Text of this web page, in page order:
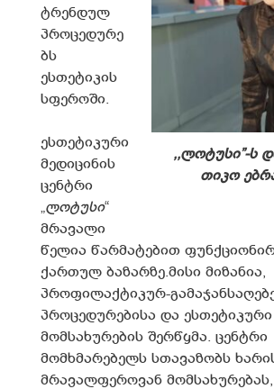
,,ლოტუსი”-ს
თიკო
ტრენდულ
პროცედურე
ბს
ესთეტიკის
სფეროში.
ესთეტიკური
მედიცინის
ცენტრი
„ლოტუსი“
მრავალი
წელია წარმატებით
ქართულ ბაზარზე.მისი მიზანია,
პროფილაქტიკურ-
პროცედურებისა და ესთეტიკური
მომსახურების შერწყმა. ცენტრი
მომხმარებელს სთავაზობს
მრავალფეროვან მომსახურებას,